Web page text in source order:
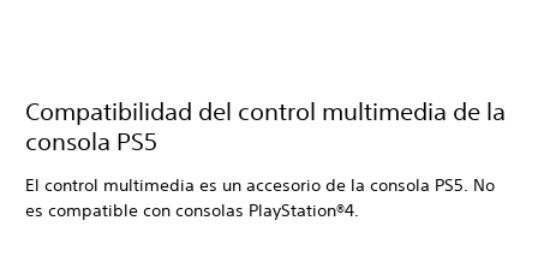
Compatibilidad del control multimedia de la
consola PS5
El control multimedia es un accesorio de la consola PS5. No
es compatible con consolas PlayStation®4.